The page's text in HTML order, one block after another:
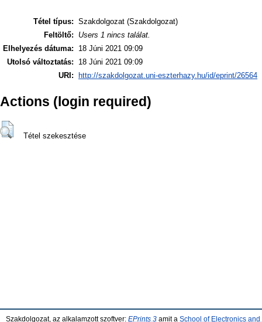
Tétel típus: Szakdolgozat (Szakdolgozat)
Feltöltő:
Users 1 nincs találat.
Elhelyezés dátuma:
18 Júni 2021 09:09
Utolsó változtatás:
18 Júni 2021 09:09
URI:
http://szakdolgozat.uni-eszterhazy.hu/id/eprint/26564
Actions (login required)
Tétel szekesztése
Szakdolgozat, az alkalamzott szoftver: EPrints 3 amit a School of Electronics